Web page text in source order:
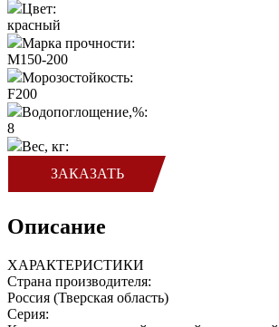
Цвет:
красный
Марка прочности:
M150-200
Морозостойкость:
F200
Водопоглощение,%:
8
Вес, кг:
ЗАКАЗАТЬ
Описание
ХАРАКТЕРИСТИКИ
Страна производителя:
Россия (Тверская область)
Серия: